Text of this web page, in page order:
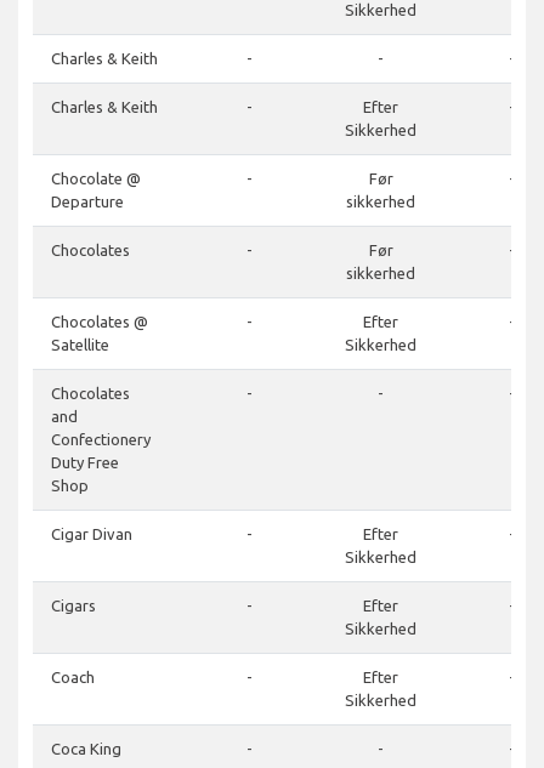
Sikkerhed
Charles & Keith - - -
Charles & Keith -
Efter
Sikkerhed
-
Chocolate @
Departure
-
Før
sikkerhed
-
Chocolates -
Før
sikkerhed
-
Chocolates @
Satellite
-
Efter
Sikkerhed
-
Chocolates
and
Confectionery
Duty Free
Shop
- - -
Cigar Divan -
Efter
Sikkerhed
-
Cigars -
Efter
Sikkerhed
-
Coach -
Efter
Sikkerhed
-
Coca King - - -